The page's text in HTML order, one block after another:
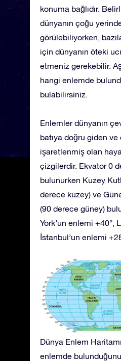
konuma bağlıdır.
dünyanın çoğu
görülebiliyorken,
için dünyanın öteki
etmeniz gerekebilir.
hangi enlemde
bulabilirsiniz.
Enlemler dünyanın
batıya doğru giden
işaretlenmiş olan
çizgilerdir. Ekvator 0
bulunurken Kuzey
derece kuzey) ve
(90 derece güney)
York’un enlemi +40°,
İstanbul’un enlemi
Dünya Enlem
enlemde